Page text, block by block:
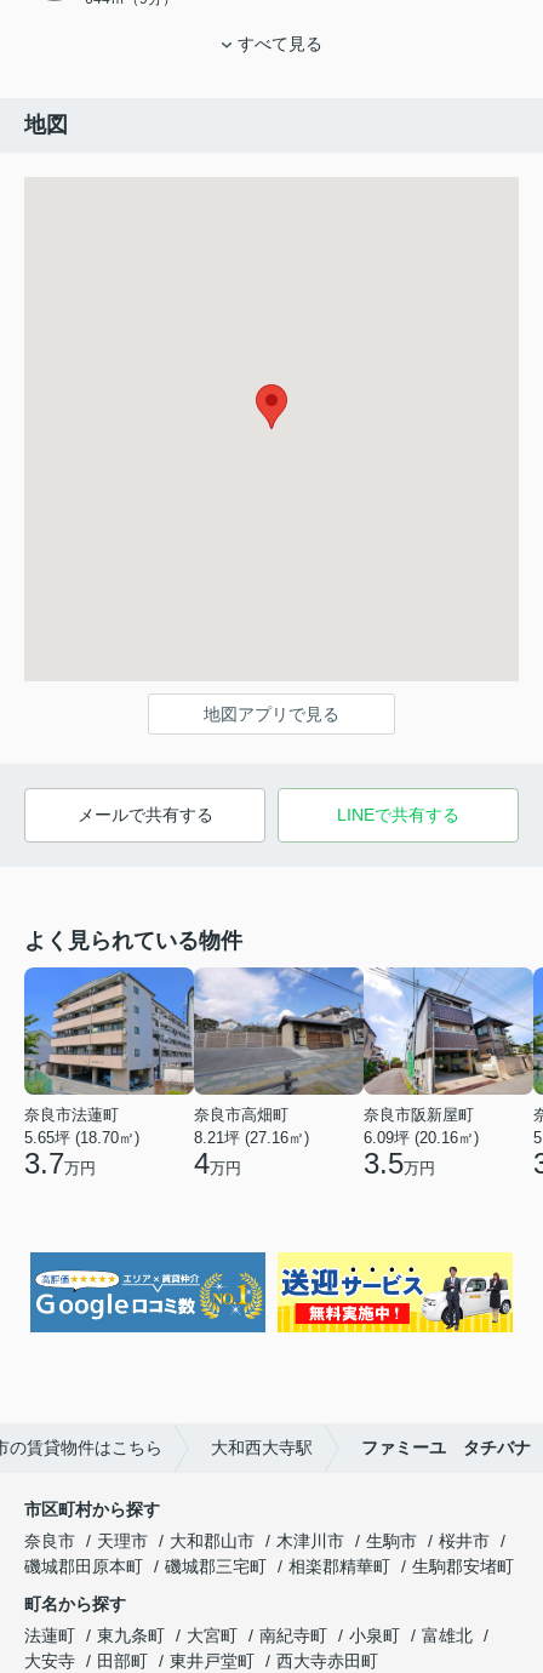
すべて見る
地図
地図アプリで見る
メールで共有する LINEで共有する
よく見られている物件
奈良市法蓮町
5.65坪 (18.70㎡)
3.7万円
奈良市高畑町
8.21坪 (27.16㎡)
4万円
奈良市阪新屋町
6.09坪 (20.16㎡)
3.5万円
の賃貸物件はこちら 大和西大寺駅 ファミーユ タチバナ
市区町村から探す
奈良市
天理市 大和郡山市 木津川市 生駒市
桜井市
磯城郡田原本町
磯城郡三宅町 相楽郡精華町
生駒郡安堵町
町名から探す
法蓮町
東九条町 大宮町 南紀寺町 小泉町
富雄北
大安寺
田部町 東井戸堂町
西大寺赤田町